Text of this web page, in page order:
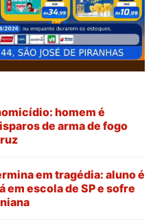
homem é
de arma de fogo
em tragédia: aluno é
em escola de SP e sofre